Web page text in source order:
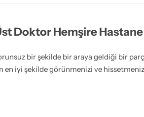
Doktor Hemşire Hastane
bir şekilde bir araya geldiği bir
en iyi şekilde görünmenizi ve